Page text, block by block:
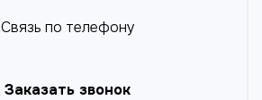
Cвязь по телефону
Заказать звонок